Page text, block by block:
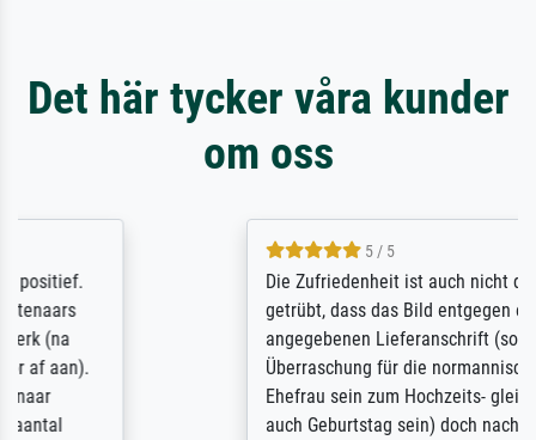
Det här tycker våra kunder
om oss
Die Zufriedenheit ist auch nicht dadurch
getrübt, dass das Bild entgegen einer
angegebenen Lieferanschrift (sollte eine
Überraschung für die normannische
Ehefrau sein zum Hochzeits- gleichzeitig
auch Geburtstag sein) doch nach zu Hause